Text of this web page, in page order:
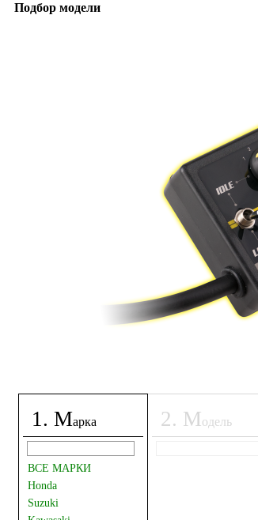
Подбор модели
1. Марка
ВСЕ МАРКИ
Honda
Suzuki
2. Модель